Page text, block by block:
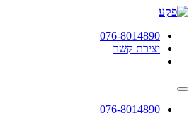
תחילתו
אינטרנט,
לחץ
כדי
לאזור
076-8014890
יצירת קשר
076-8014890